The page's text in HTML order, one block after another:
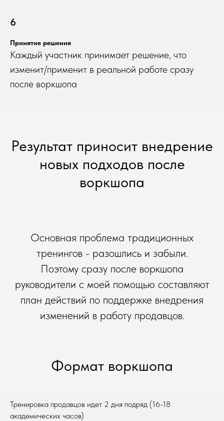
6
Принятие решения
Каждый участник принимает решение, что
изменит/применит в реальной работе сразу
после воркшопа
Результат приносит внедрение
новых подходов после
воркшопа
Основная проблема традиционных
тренингов - разошлись и забыли.
Поэтому сразу после воркшопа
руководители с моей помощью составляют
план действий по поддержке внедрения
изменений в работу продавцов.
Формат воркшопа
Тренировка продавцов идет 2 дня подряд (16-18
академических часов)